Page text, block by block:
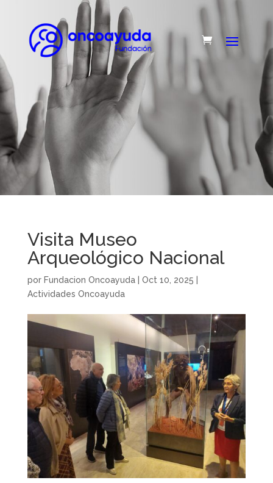
Visita Museo
Arqueológico Nacional
por Fundacion Oncoayuda| Oct 10, 2025
Actividades Oncoayuda